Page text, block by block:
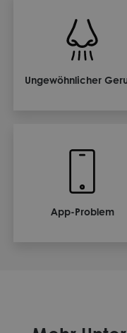
Ungewöhnlicher
App-Problem